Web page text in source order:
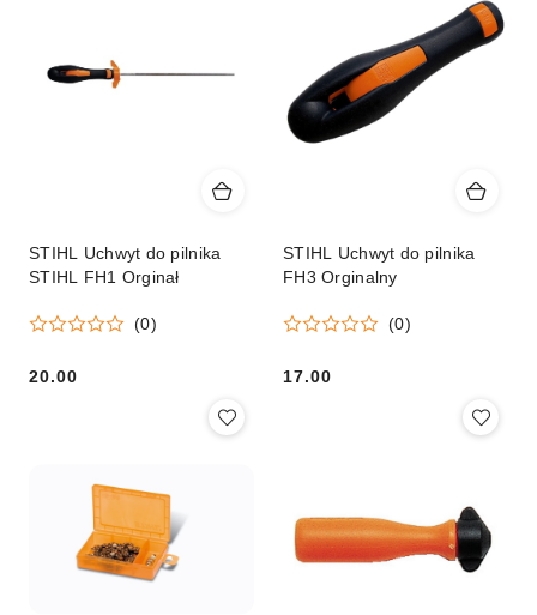
STIHL Uchwyt do pilnika
STIHL FH1 Orginał
(0)
Cena:
20.00
STIHL Uchwyt do pilnika
FH3 Orginalny
(0)
Cena:
17.00